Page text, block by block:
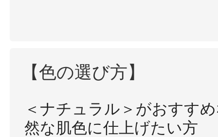
【色の選び方】
＜ナチュラル＞がおすす
然な肌色に仕上げたい方